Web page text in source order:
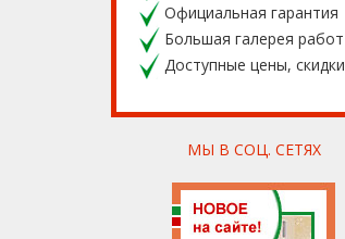
Официальная гарантия
Большая галерея работ
Доступные цены, скидки
МЫ В СОЦ. СЕТЯХ